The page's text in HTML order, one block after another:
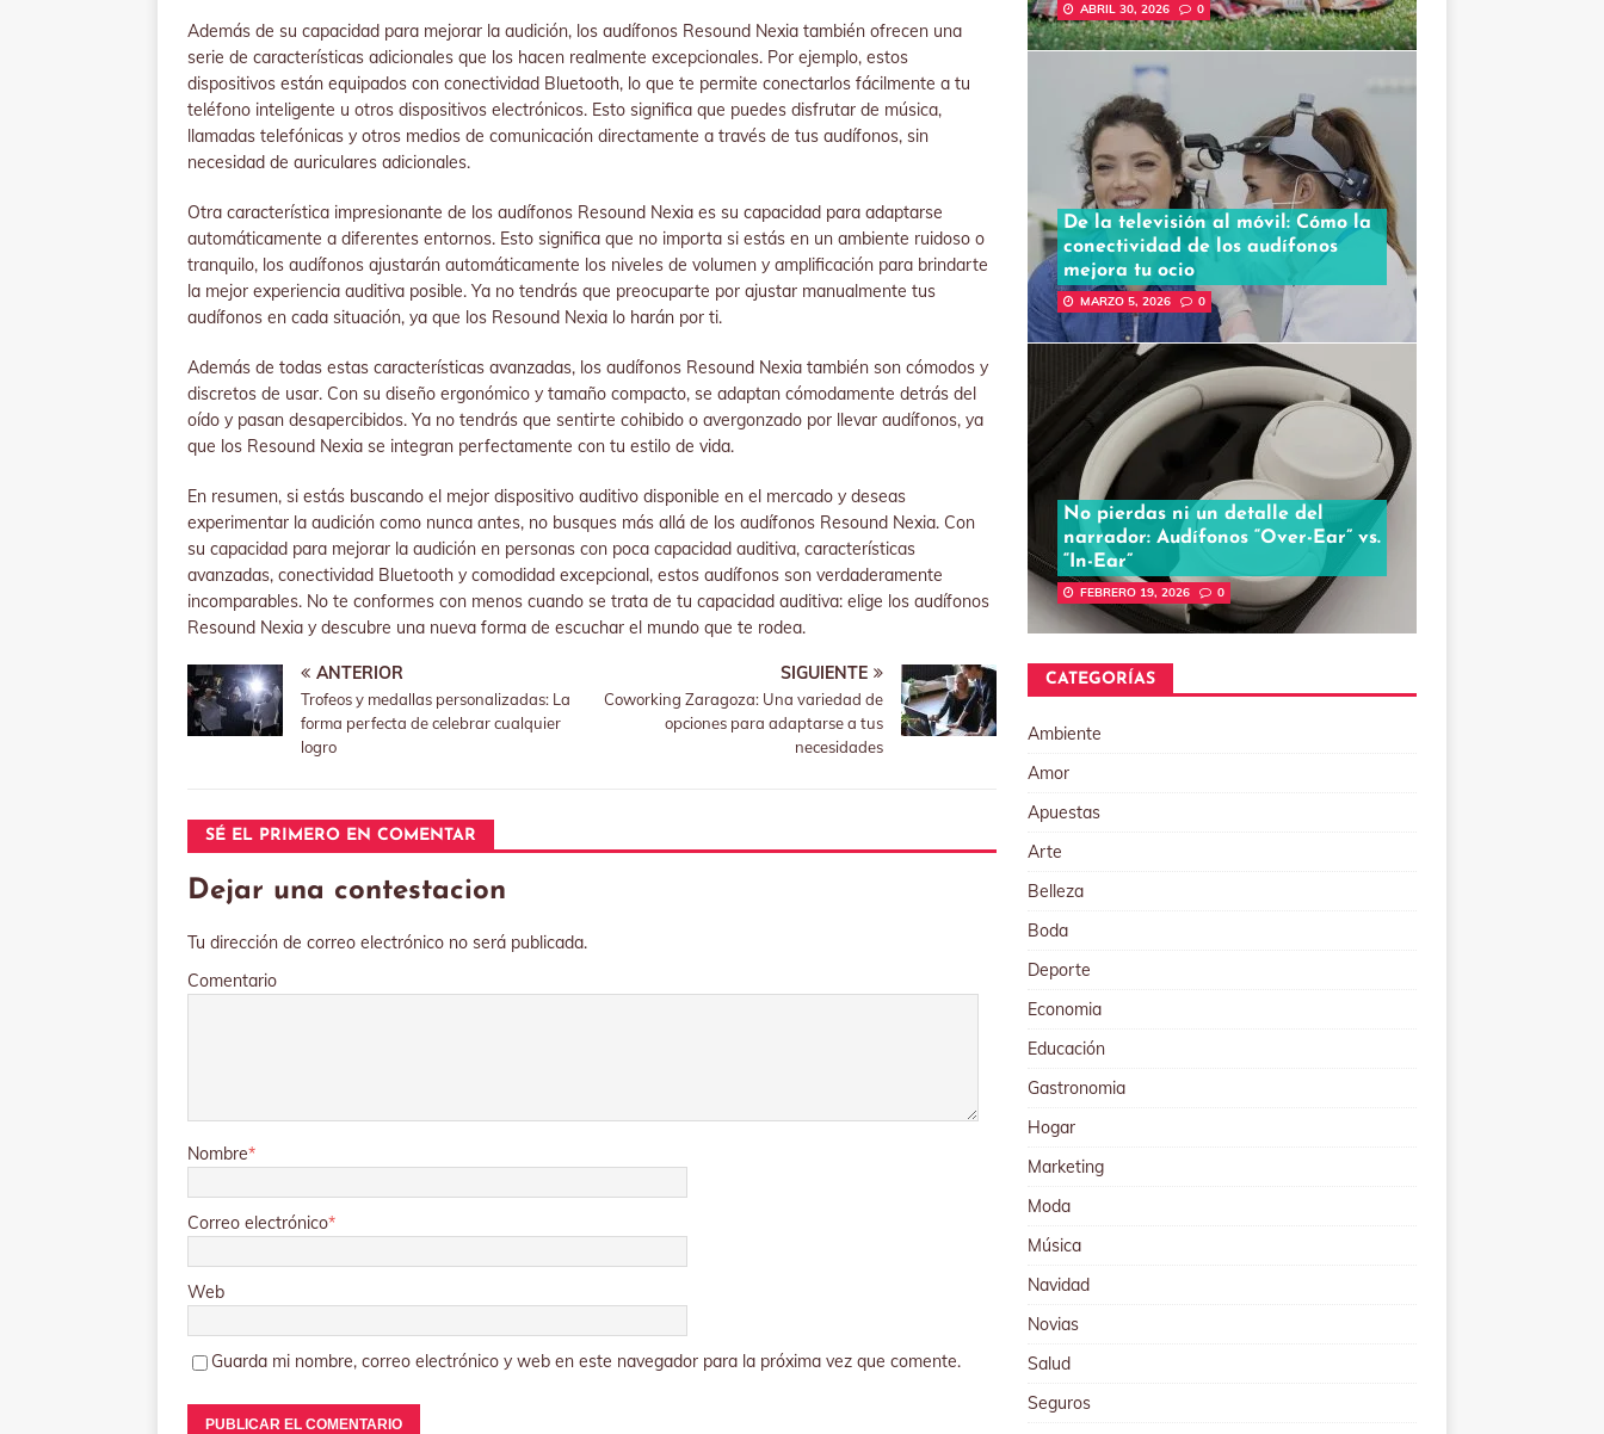
Además de su capacidad para mejorar la audición, los audífonos Resound Nexia también ofrecen una
serie de características adicionales que los hacen realmente excepcionales. Por ejemplo, estos
dispositivos están equipados con conectividad Bluetooth, lo que te permite conectarlos fácilmente a tu
teléfono inteligente u otros dispositivos electrónicos. Esto significa que puedes disfrutar de música,
llamadas telefónicas y otros medios de comunicación directamente a través de tus audífonos, sin
necesidad de auriculares adicionales.
Otra característica impresionante de los audífonos Resound Nexia es su capacidad para adaptarse
automáticamente a diferentes entornos. Esto significa que no importa si estás en un ambiente ruidoso o
tranquilo, los audífonos ajustarán automáticamente los niveles de volumen y amplificación para brindarte
la mejor experiencia auditiva posible. Ya no tendrás que preocuparte por ajustar manualmente tus
audífonos en cada situación, ya que los Resound Nexia lo harán por ti.
Además de todas estas características avanzadas, los audífonos Resound Nexia también son cómodos y
discretos de usar. Con su diseño ergonómico y tamaño compacto, se adaptan cómodamente detrás del
oído y pasan desapercibidos. Ya no tendrás que sentirte cohibido o avergonzado por llevar audífonos, ya
que los Resound Nexia se integran perfectamente con tu estilo de vida.
En resumen, si estás buscando el mejor dispositivo auditivo disponible en el mercado y deseas
experimentar la audición como nunca antes, no busques más allá de los audífonos Resound Nexia. Con
su capacidad para mejorar la audición en personas con poca capacidad auditiva, características
avanzadas, conectividad Bluetooth y comodidad excepcional, estos audífonos son verdaderamente
incomparables. No te conformes con menos cuando se trata de tu capacidad auditiva: elige los audífonos
Resound Nexia y descubre una nueva forma de escuchar el mundo que te rodea.
ANTERIOR
Trofeos y medallas personalizadas: La
forma perfecta de celebrar cualquier
logro
SIGUIENTE
Coworking Zaragoza: Una variedad de
opciones para adaptarse a tus
necesidades
SÉ EL PRIMERO EN COMENTAR
Dejar una contestacion
Tu dirección de correo electrónico no será publicada.
Comentario
Nombre*
Correo electrónico*
Web
Guarda mi nombre, correo electrónico y web en este navegador para la próxima vez que comente.
ABRIL 30, 2026 0
De la televisión al móvil: Cómo la
conectividad de los audífonos
mejora tu ocio
MARZO 5, 2026 0
No pierdas ni un detalle del
narrador: Audífonos “Over-Ear” vs.
“In-Ear”
FEBRERO 19, 2026 0
CATEGORÍAS
Ambiente
Amor
Apuestas
Arte
Belleza
Boda
Deporte
Economia
Educación
Gastronomia
Hogar
Marketing
Moda
Música
Navidad
Novias
Salud
Seguros